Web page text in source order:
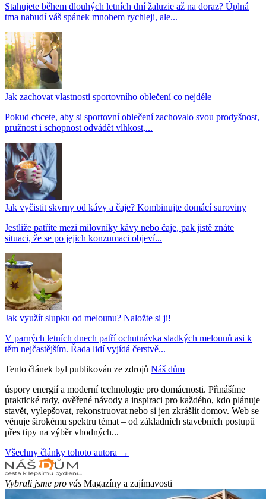
Stahujete během dlouhých letních dní žaluzie až na doraz? Úplná
tma nabudí váš spánek mnohem rychleji, ale...
Jak zachovat vlastnosti sportovního oblečení co nejdéle
Pokud chcete, aby si sportovní oblečení zachovalo svou prodyšnost,
pružnost i schopnost odvádět vlhkost,...
Jak vyčistit skvrny od kávy a čaje? Kombinujte domácí suroviny
Jestliže patříte mezi milovníky kávy nebo čaje, pak jistě znáte
situaci, že se po jejich konzumaci objeví...
Jak využít slupku od melounu? Naložte si ji!
V parných letních dnech patří ochutnávka sladkých melounů asi k
těm nejčastějším. Řada lidí vyjídá čerstvě...
Tento článek byl publikován ze zdrojů Náš dům
úspory energií a moderní technologie pro domácnosti. Přinášíme
praktické rady, ověřené návody a inspiraci pro každého, kdo plánuje
stavět, vylepšovat, rekonstruovat nebo si jen zkrášlit domov. Web se
věnuje širokému spektru témat – od základních stavebních postupů
přes tipy na výběr vhodných...
Všechny články tohoto autora →
Vybrali jsme pro vás Magazíny a zajímavosti